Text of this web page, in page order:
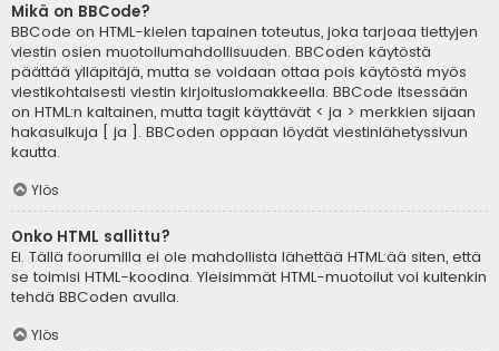
Mikä on BBCode?
BBCode on HTML-kielen tapainen toteutus, joka tarjoaa tiettyjen
viestin osien muotoilumahdollisuuden. BBCoden käytöstä
päättää ylläpitäjä, mutta se voidaan ottaa pois käytöstä myös
viestikohtaisesti viestin kirjoituslomakkeella. BBCode itsessään
on HTML:n kaltainen, mutta tagit käyttävät < ja > merkkien sijaan
hakasulkuja [ ja ]. BBCoden oppaan löydät viestinlähetyssivun
kautta.
Ylös
Onko HTML sallittu?
Ei. Tällä foorumilla ei ole mahdollista lähettää HTML:ää siten, että
se toimisi HTML-koodina. Yleisimmät HTML-muotoilut voi kuitenkin
tehdä BBCoden avulla.
Ylös